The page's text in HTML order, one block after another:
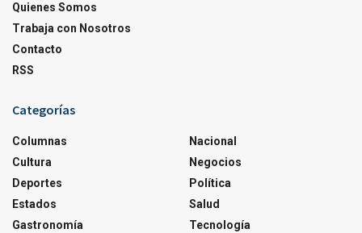
Quienes Somos
Trabaja con Nosotros
Contacto
RSS
Categorías
Columnas
Cultura
Deportes
Estados
Gastronomía
Nacional
Negocios
Política
Salud
Tecnología